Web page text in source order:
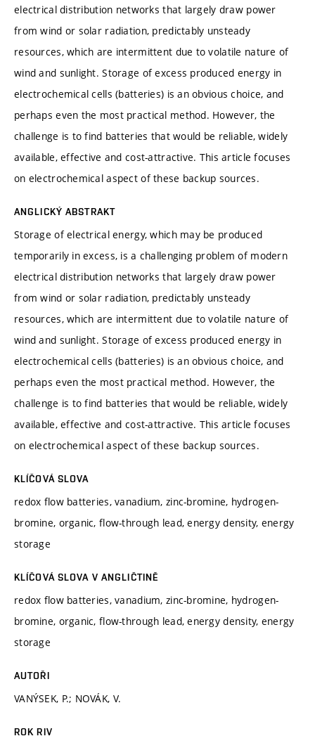
electrical distribution networks that largely draw power
from wind or solar radiation, predictably unsteady
resources, which are intermittent due to volatile nature of
wind and sunlight. Storage of excess produced energy in
electrochemical cells (batteries) is an obvious choice, and
perhaps even the most practical method. However, the
challenge is to find batteries that would be reliable, widely
available, effective and cost-attractive. This article focuses
on electrochemical aspect of these backup sources.
ANGLICKÝ ABSTRAKT
Storage of electrical energy, which may be produced
temporarily in excess, is a challenging problem of modern
electrical distribution networks that largely draw power
from wind or solar radiation, predictably unsteady
resources, which are intermittent due to volatile nature of
wind and sunlight. Storage of excess produced energy in
electrochemical cells (batteries) is an obvious choice, and
perhaps even the most practical method. However, the
challenge is to find batteries that would be reliable, widely
available, effective and cost-attractive. This article focuses
on electrochemical aspect of these backup sources.
KLÍČOVÁ SLOVA
redox flow batteries, vanadium, zinc-bromine, hydrogen-
bromine, organic, flow-through lead, energy density, energy
storage
KLÍČOVÁ SLOVA V ANGLIČTINĚ
redox flow batteries, vanadium, zinc-bromine, hydrogen-
bromine, organic, flow-through lead, energy density, energy
storage
AUTOŘI
VANÝSEK, P.; NOVÁK, V.
ROK RIV